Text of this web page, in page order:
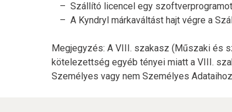
Szállító licencel egy
A Kyndryl márkaváltást hajt végre a
Megjegyzés: A VIII. szakasz (Műszaki és
kötelezettség egyéb tényei miatt a VIII.
Személyes vagy nem Személyes